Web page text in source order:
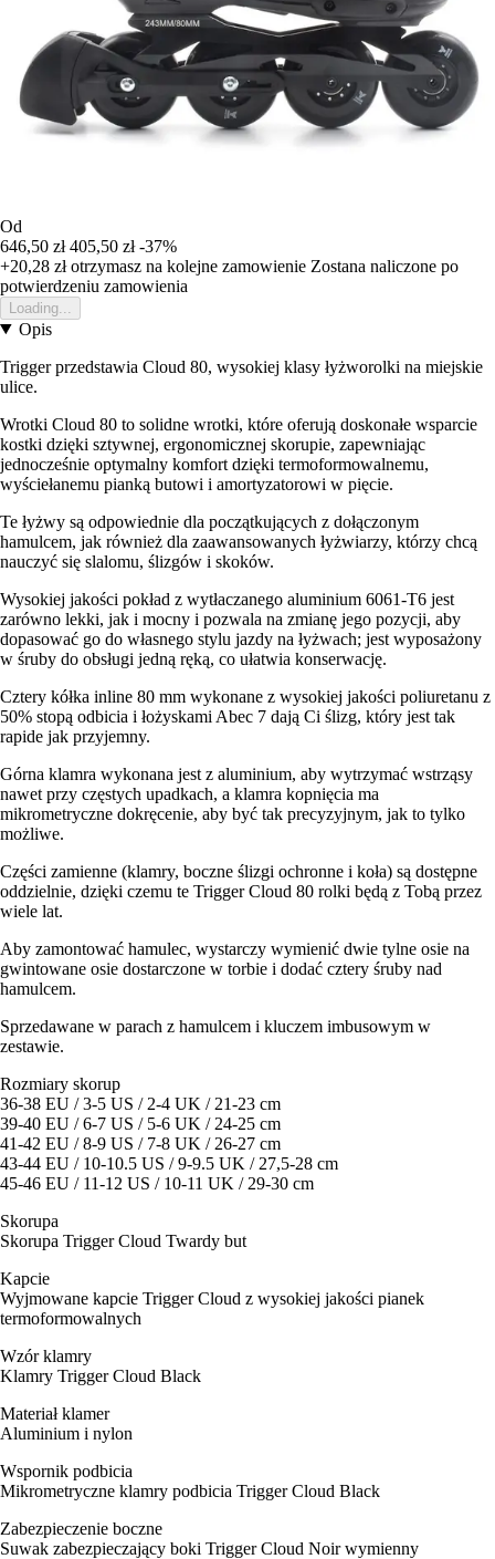
Od
646,50 zł 405,50 zł -37%
+20,28 złotrzymasz na kolejne zamowienie Zostana naliczone po
potwierdzeniu zamowienia
Loading...
Opis
Trigger przedstawia Cloud 80, wysokiej klasy łyżworolki na miejskie
ulice.
Wrotki Cloud 80 to solidne wrotki, które oferują doskonałe wsparcie
kostki dzięki sztywnej, ergonomicznej skorupie, zapewniając
jednocześnie optymalny komfort dzięki termoformowalnemu,
wyściełanemu pianką butowi i amortyzatorowi w pięcie.
Te łyżwy są odpowiednie dla początkujących z dołączonym
hamulcem, jak również dla zaawansowanych łyżwiarzy, którzy chcą
nauczyć się slalomu, ślizgów i skoków.
Wysokiej jakości pokład z wytłaczanego aluminium 6061-T6 jest
zarówno lekki, jak i mocny i pozwala na zmianę jego pozycji, aby
dopasować go do własnego stylu jazdy na łyżwach; jest wyposażony
w śruby do obsługi jedną ręką, co ułatwia konserwację.
Cztery kółka inline 80 mm wykonane z wysokiej jakości poliuretanu z
50% stopą odbicia i łożyskami Abec 7 dają Ci ślizg, który jest tak
rapide jak przyjemny.
Górna klamra wykonana jest z aluminium, aby wytrzymać wstrząsy
nawet przy częstych upadkach, a klamra kopnięcia ma
mikrometryczne dokręcenie, aby być tak precyzyjnym, jak to tylko
możliwe.
Części zamienne (klamry, boczne ślizgi ochronne i koła) są dostępne
oddzielnie, dzięki czemu te Trigger Cloud 80 rolki będą z Tobą przez
wiele lat.
Aby zamontować hamulec, wystarczy wymienić dwie tylne osie na
gwintowane osie dostarczone w torbie i dodać cztery śruby nad
hamulcem.
Sprzedawane w parach z hamulcem i kluczem imbusowym w
zestawie.
Rozmiary skorup
36-38 EU / 3-5 US / 2-4 UK / 21-23 cm
39-40 EU / 6-7 US / 5-6 UK / 24-25 cm
41-42 EU / 8-9 US / 7-8 UK / 26-27 cm
43-44 EU / 10-10.5 US / 9-9.5 UK / 27,5-28 cm
45-46 EU / 11-12 US / 10-11 UK / 29-30 cm
Skorupa
Skorupa Trigger Cloud Twardy but
Kapcie
Wyjmowane kapcie Trigger Cloud z wysokiej jakości pianek
termoformowalnych
Wzór klamry
Klamry Trigger Cloud Black
Materiał klamer
Aluminium i nylon
Wspornik podbicia
Mikrometryczne klamry podbicia Trigger Cloud Black
Zabezpieczenie boczne
Suwak zabezpieczający boki Trigger Cloud Noir wymienny